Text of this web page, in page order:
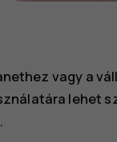
vagy a
lehet